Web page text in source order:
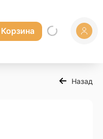
Корзина
Назад